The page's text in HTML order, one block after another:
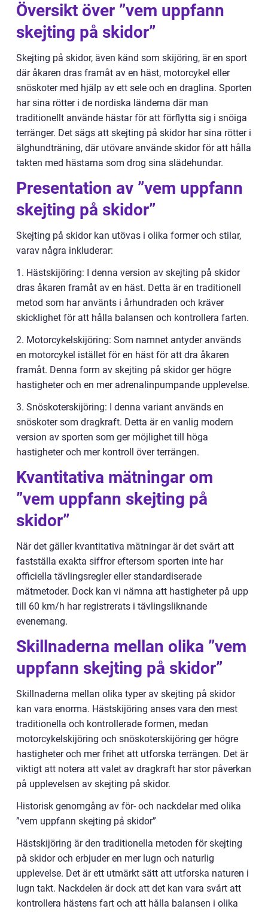
Översikt över ”vem uppfann
skejting på skidor”
Skejting på skidor, även känd som skijöring, är en sport
där åkaren dras framåt av en häst, motorcykel eller
snöskoter med hjälp av ett sele och en draglina. Sporten
har sina rötter i de nordiska länderna där man
traditionellt använde hästar för att förflytta sig i snöiga
terränger. Det sägs att skejting på skidor har sina rötter i
älghundträning, där utövare använde skidor för att hålla
takten med hästarna som drog sina slädehundar.
Presentation av ”vem uppfann
skejting på skidor”
Skejting på skidor kan utövas i olika former och stilar,
varav några inkluderar:
1. Hästskijöring: I denna version av skejting på skidor
dras åkaren framåt av en häst. Detta är en traditionell
metod som har använts i århundraden och kräver
skicklighet för att hålla balansen och kontrollera farten.
2. Motorcykelskijöring: Som namnet antyder används
en motorcykel istället för en häst för att dra åkaren
framåt. Denna form av skejting på skidor ger högre
hastigheter och en mer adrenalinpumpande upplevelse.
3. Snöskoterskijöring: I denna variant används en
snöskoter som dragkraft. Detta är en vanlig modern
version av sporten som ger möjlighet till höga
hastigheter och mer kontroll över terrängen.
Kvantitativa mätningar om
”vem uppfann skejting på
skidor”
När det gäller kvantitativa mätningar är det svårt att
fastställa exakta siffror eftersom sporten inte har
officiella tävlingsregler eller standardiserade
mätmetoder. Dock kan vi nämna att hastigheter på upp
till 60 km/h har registrerats i tävlingsliknande
evenemang.
Skillnaderna mellan olika ”vem
uppfann skejting på skidor”
Skillnaderna mellan olika typer av skejting på skidor
kan vara enorma. Hästskijöring anses vara den mest
traditionella och kontrollerade formen, medan
motorcykelskijöring och snöskoterskijöring ger högre
hastigheter och mer frihet att utforska terrängen. Det är
viktigt att notera att valet av dragkraft har stor påverkan
på upplevelsen av skejting på skidor.
Historisk genomgång av för- och nackdelar med olika
”vem uppfann skejting på skidor”
Hästskijöring är den traditionella metoden för skejting
på skidor och erbjuder en mer lugn och naturlig
upplevelse. Det är ett utmärkt sätt att utforska naturen i
lugn takt. Nackdelen är dock att det kan vara svårt att
kontrollera hästens fart och att hålla balansen i olika